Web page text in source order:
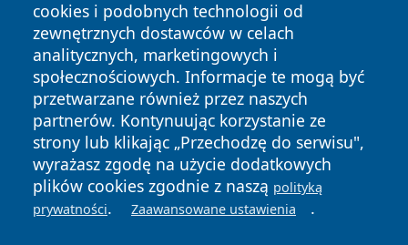
cookies i podobnych technologii od
zewnętrznych dostawców w celach
analitycznych, marketingowych i
społecznościowych. Informacje te mogą być
przetwarzane również przez naszych
partnerów. Kontynuując korzystanie ze
strony lub klikając „Przechodzę do serwisu",
wyrażasz zgodę na użycie dodatkowych
plików cookies zgodnie z naszą polityką
prywatności. Zaawansowane ustawienia .
Copyright © 2026 newsynowodworskie.pl Wszystkie prawa
zastrzeżone.
News Autorzy
Polityka
Prywatności
Polityka
Cookies